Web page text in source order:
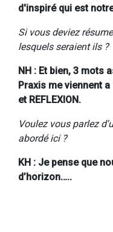
d'inspiré qui est
Si vous deviez
lesquels seraient ils ?
NH : Et bien, 3 mots
Praxis me viennent a
et REFLEXION.
Voulez vous parlez
abordé ici ?
KH : Je pense que
d’horizon…..